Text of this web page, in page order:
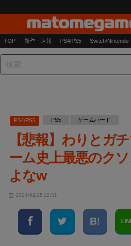
TOP 新作・速報 PS4/PS5 Switch/Nintendo
PS4/PS5 PS5 ゲームハード
【悲報】わりとガ
ーム史上最悪のク
よなw
2024/02/15 12:31